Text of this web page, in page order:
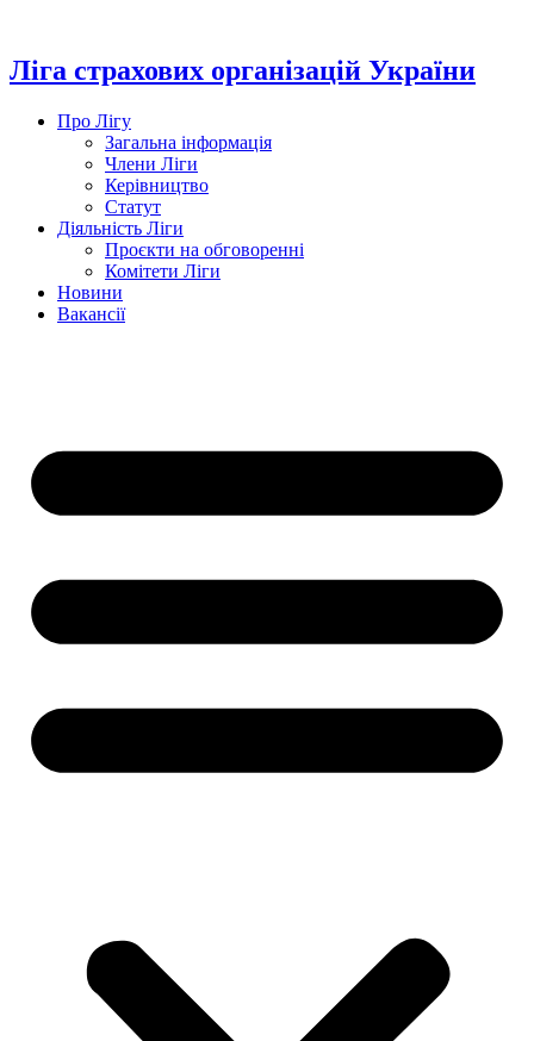
вмісту
Ліга страхових організацій України
Про Лігу
Загальна інформація
Члени Ліги
Керівництво
Статут
Діяльність Ліги
Проєкти на обговоренні
Комітети Ліги
Новини
Вакансії